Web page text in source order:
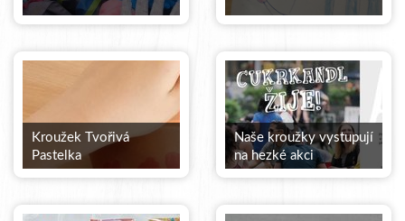
Kroužek Tvořivá
Pastelka
Naše kroužky vystupují
na hezké akci